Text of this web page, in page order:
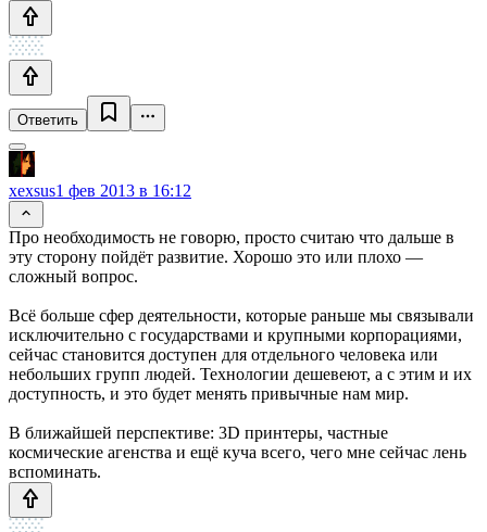
Ответить
xexsus1 фев 2013 в 16:12
Про необходимость не говорю, просто считаю что дальше в
эту сторону пойдёт развитие. Хорошо это или плохо —
сложный вопрос.
Всё больше сфер деятельности, которые раньше мы связывали
исключительно с государствами и крупными корпорациями,
сейчас становится доступен для отдельного человека или
небольших групп людей. Технологии дешевеют, а с этим и их
доступность, и это будет менять привычные нам мир.
В ближайшей перспективе: 3D принтеры, частные
космические агенства и ещё куча всего, чего мне сейчас лень
вспоминать.